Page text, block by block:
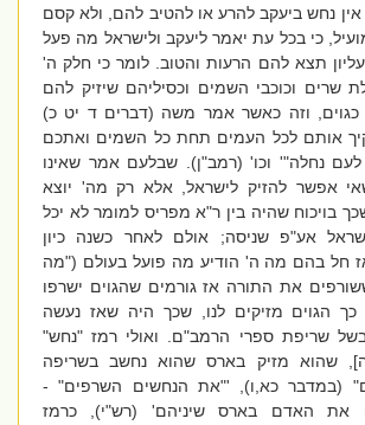
נחש ביעקב להרע או להטיב להם, ולא קסם
כי בכל עת יאמר ליעקב ולישראל מה פעל
תצא להם הרעות והטוב. לומר כי חלק ה'
וכוכבי השמים וכסיליהם שיזיק להם
וזה כאשר אמר משה (דברים ד יט כ)
אותם לכל העמים תחת כל השמים ואתכם
נחלה"' וכו' (רמב"ן). שבלעם אמר שאינו
אפשר להזיק לישראל, אלא רק מה' יוצא
בויכוח שהיה בין ר"א מפריס למומר לא יכל
אע"פ שניסה; אולם לאחר כשנה כיון
בהם מה ה' הודיע מה פועל בעולם ("מה
את התורה אז גורמים שהגוים ישרפו
הגוים מזיקים לנו, שכך היה שאז נעשה
שריפת ספרי הרמב"ם. ואולי רמז "נחש"
שהוא מזיק בארס שהוא נחשב בשריפה
כא,ו), ' "את הנחשים השרפים" -
האדם בארס שיניהם' (רש"י), כרמז